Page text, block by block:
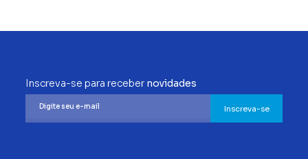
Inscreva-se para receber novidades
Inscreva-se